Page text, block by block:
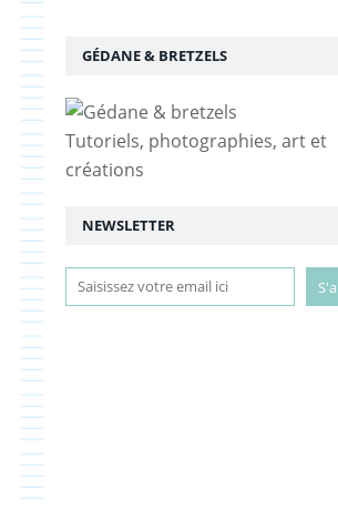
NEWSLETTER
GÉDANE & BRETZELS
Tutoriels, photographies, art et
créations